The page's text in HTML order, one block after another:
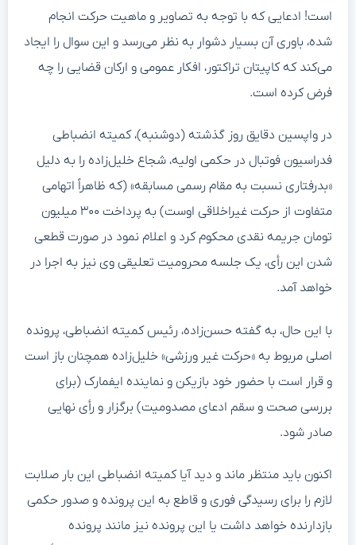
است! ادعایی که با توجه به تصاویر و ماهیت حرکت انجام
شده، باوری آن بسیار دشوار به نظر می‌رسد و این سوال را ایجاد
می‌کند که کاپیتان تراکتور، افکار عمومی و ارکان قضایی را چه
فرض کرده است.
در واپسین دقایق روز گذشته (دوشنبه)، کمیته انضباطی
فدراسیون فوتبال در حکمی اولیه، شجاع خلیل‌زاده را به دلیل
«بدرفتاری نسبت به مقام رسمی مسابقه» (که ظاهراً اتهامی
متفاوت از حرکت غیراخلاقی اوست) به پرداخت ۳۰۰ میلیون
تومان جریمه نقدی محکوم کرد و اعلام نمود در صورت قطعی
شدن این رأی، یک جلسه محرومیت تعلیقی وی نیز به اجرا در
خواهد آمد.
با این حال، به گفته حسن‌زاده، رئیس کمیته انضباطی، پرونده
اصلی مربوط به «حرکت غیر ورزشی» خلیل‌زاده همچنان باز است
و قرار است با حضور خود بازیکن و نماینده ایفمارک (برای
بررسی صحت و سقم ادعای مصدومیت) برگزار و رأی نهایی
صادر شود.
اکنون باید منتظر ماند و دید آیا کمیته انضباطی این بار صلابت
لازم را برای رسیدگی فوری و قاطع به این پرونده و صدور حکمی
بازدارنده خواهد داشت یا این پرونده نیز مانند پرونده